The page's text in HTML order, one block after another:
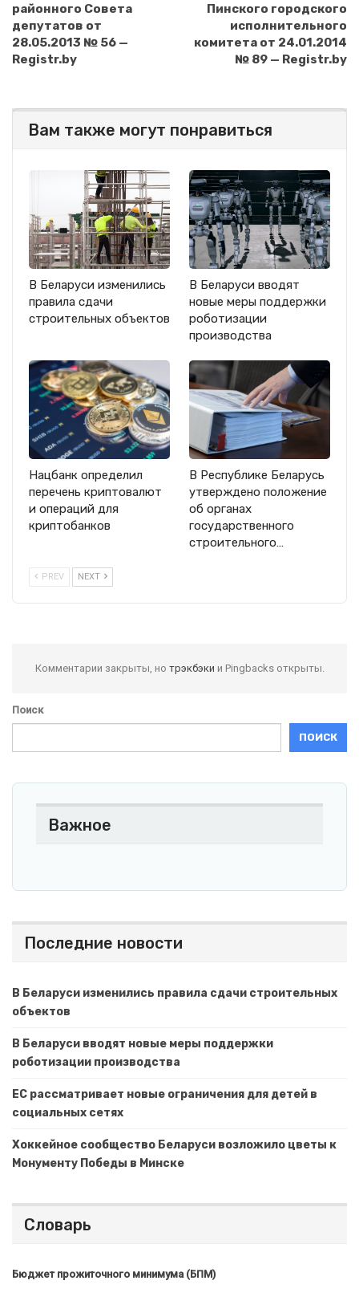
районного Совета
депутатов от
28.05.2013 № 56 —
Registr.by
Пинского городского
исполнительного
комитета от 24.01.2014
№ 89 — Registr.by
Вам также могут понравиться
В Беларуси изменились
правила сдачи
строительных объектов
В Беларуси вводят
новые меры поддержки
роботизации
производства
Нацбанк определил
перечень криптовалют
и операций для
криптобанков
В Республике Беларусь
утверждено положение
об органах
государственного
строительного…
PREV NEXT
Комментарии закрыты, но трэкбэки и Pingbacks открыты.
Поиск
ПОИСК
Важное
Последние новости
В Беларуси изменились правила сдачи строительных
объектов
В Беларуси вводят новые меры поддержки
роботизации производства
ЕС рассматривает новые ограничения для детей в
социальных сетях
Хоккейное сообщество Беларуси возложило цветы к
Монументу Победы в Минске
Словарь
Бюджет прожиточного минимума (БПМ)